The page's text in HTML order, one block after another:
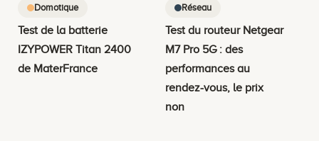
Domotique
Test de la batterie
IZYPOWER Titan 2400
de MaterFrance
Réseau
Test du routeur Netgear
M7 Pro 5G : des
performances au
rendez-vous, le prix
non